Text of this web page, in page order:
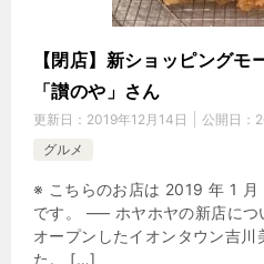
【閉店】新ショッピングモ
「讃のや」さん
更新日： 2019年12月14日 公開日：
グルメ
※ こちらのお店は 2019 年 1 月
です。 —– ホヤホヤの新店に
オープンしたイオンタウン吉川
た。 […]